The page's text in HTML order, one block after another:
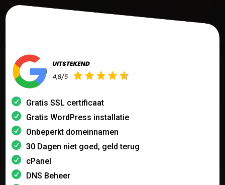
Gratis SSL certificaat
Gratis WordPress installatie
Onbeperkt domeinnamen
30 Dagen niet goed, geld terug
cPanel
DNS Beheer